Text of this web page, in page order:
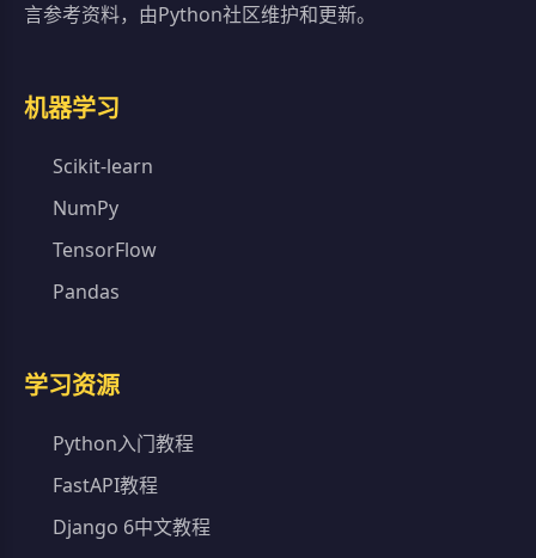
言参考资料，由Python社区维护和更新。
机器学习
Scikit-learn
NumPy
TensorFlow
Pandas
学习资源
Python入门教程
FastAPI教程
Django 6中文教程